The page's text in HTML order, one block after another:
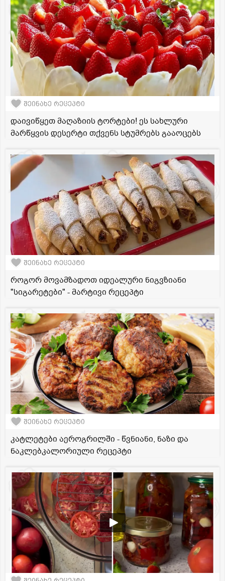
შეინახე რეცეპტი
დაივიწყეთ მაღაზიის ტორტები! ეს სახლური
მარწყვის დესერტი თქვენს სტუმრებს გააოცებს
შეინახე რეცეპტი
როგორ მოვამზადოთ იდეალური ნიგვზიანი
"სიგარეტები" - მარტივი რეცეპტი
შეინახე რეცეპტი
კატლეტები აეროგრილში - წვნიანი, ნაზი და
ნაკლებკალორიული რეცეპტი